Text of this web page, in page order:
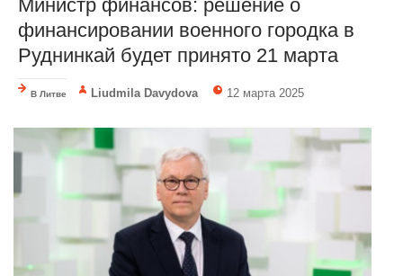
Министр финансов: решение о
финансировании военного городка в
Руднинкай будет принято 21 марта
В Литве Liudmila Davydova 12 марта 2025